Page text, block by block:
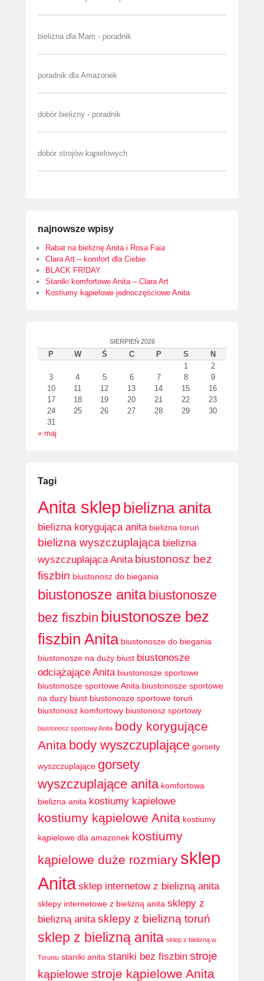
bielizna dla Mam - poradnik
poradnik dla Amazonek
dobór bielizny - poradnik
dobór strojów kąpielowych
najnowsze wpisy
Rabat na bieliznę Anita i Rosa Faia
Clara Art – komfort dla Ciebie
BLACK FRIDAY
Staniki komfortowe Anita – Clara Art
Kostiumy kąpielowe jednoczęściowe Anita
SIERPIEŃ 2026
P W Ś C P S
N
1
2
3
4 5 6 7 8
9
10
11 12 13 14 15
16
17
18 19 20 21 22
23
24
25 26 27 28 29
30
31
« maj
Tagi
Anita sklep bielizna anita
bielizna korygująca anita bielizna toruń
bielizna wyszczuplająca bielizna
wyszczuplająca Anita biustonosz bez
fiszbin biustonosz do biegania
biustonosze anita biustonosze
bez fiszbin biustonosze bez
fiszbin Anita biustonosze do biegania
biustonosze na duży biust biustonosze
odciążające Anita biustonosze sportowe
biustonosze sportowe Anita biustonosze sportowe
na duzy biust biustonosze sportowe toruń
biustonosz komfortowy biustonosz sportowy
biustonosz sportowy Anita body korygujące
Anita body wyszczuplające gorsety
wyszczuplające gorsety
wyszczuplające anita komfortowa
bielizna anita kostiumy kapielowe
kostiumy kąpielowe Anita kostiumy
kąpielowe dla amazonek kostiumy
kąpielowe duże rozmiary sklep
Anita sklep internetow z bielizną anita
sklepy internetowe z bielizną anita sklepy z
bielizną anita sklepy z bielizną toruń
sklep z bielizną anita sklep z bielizną w
Toruniu staniki anita staniki bez fiszbin stroje
kąpielowe stroje kąpielowe Anita